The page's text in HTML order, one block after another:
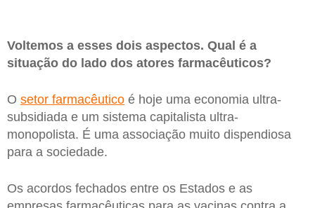
Voltemos a esses dois aspectos. Qual é a
situação do lado dos atores farmacêuticos?
O setor farmacêutico é hoje uma economia ultra-
subsidiada e um sistema capitalista ultra-
monopolista. É uma associação muito dispendiosa
para a sociedade.
Os acordos fechados entre os Estados e as